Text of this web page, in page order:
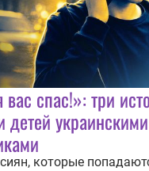
спас!»: три
детей украинскими
которые